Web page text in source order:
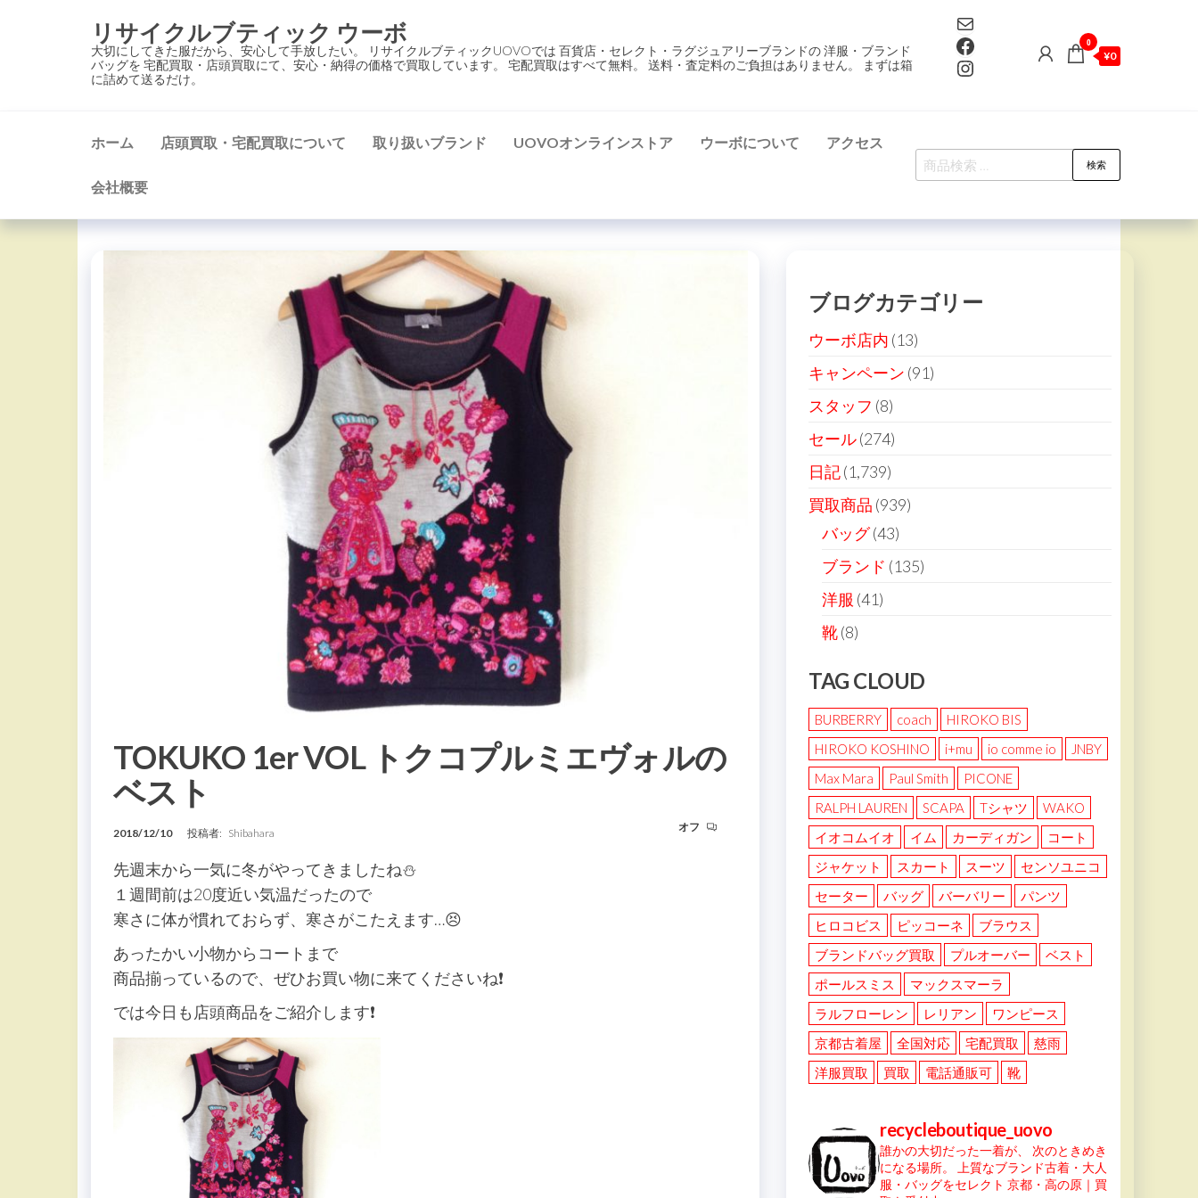
リサイクルブティック ウーボ
大切にしてきた服だから、安心して手放したい。 リサイクルブティックUOVOでは 百貨店・セレクト・ラグジュアリーブランドの 洋服・ブランド
バッグを 宅配買取・店頭買取にて、安心・納得の価格で買取しています。 宅配買取はすべて無料。 送料・査定料のご負担はありません。 まずは箱
に詰めて送るだけ。
Mail
Facebook
Instagram
0
¥0
ホーム 店頭買取・宅配買取について 取り扱いブランド UOVOオンラインストア ウーボについて アクセス
会社概要
検
索
検索
TOKUKO 1er VOL トクコプルミエヴォルの
ベスト
2018/12/10 投稿者: Shibahara オフ
先週末から一気に冬がやってきましたね⛄️
１週間前は20度近い気温だったので
寒さに体が慣れておらず、寒さがこたえます…😣
あったかい小物からコートまで
商品揃っているので、ぜひお買い物に来てくださいね❗️
では今日も店頭商品をご紹介します❗️
ブログカテゴリー
ウーボ店内 (13)
キャンペーン (91)
スタッフ (8)
セール(274)
日記(1,739)
買取商品 (939)
バッグ(43)
ブランド (135)
洋服 (41)
靴(8)
TAG CLOUD
BURBERRY coach
HIROKO BIS
HIROKO KOSHINO
i+mu io comme io
JNBY
Max Mara
Paul Smith
PICONE
RALPH LAUREN
SCAPA Tシャツ
WAKO
イオコムイオ
イム カーディガン
コート
ジャケット
スカート スーツ
センソユニコ
セーター
バッグ バーバリー
パンツ
ヒロコビス
ピッコーネ
ブラウス
ブランドバッグ買取
プルオーバー
ベスト
ポールスミス
マックスマーラ
ラルフローレン
レリアン
ワンピース
京都古着屋
全国対応 宅配買取
慈雨
洋服買取
買取 電話通販可 靴
recycleboutique_uovo
誰かの大切だった一着が、
次のときめき
になる場所。
上質なブランド古着・大人
服・バッグをセレクト 京都・高の原｜買